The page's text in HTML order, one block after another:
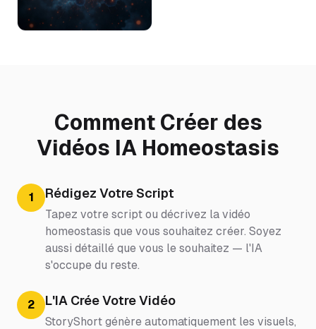
Comment Créer des
Vidéos IA Homeostasis
1 Rédigez Votre Script
Tapez votre script ou décrivez la vidéo
homeostasis que vous souhaitez créer. Soyez
aussi détaillé que vous le souhaitez — l'IA
s'occupe du reste.
2 L'IA Crée Votre Vidéo
StoryShort génère automatiquement les visuels,